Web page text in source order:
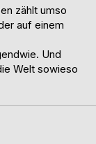
zählt umso
auf einem
Und
Welt sowieso